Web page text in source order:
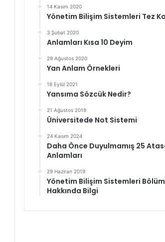
14 Kasım 2020
Yönetim Bilişim Sistemleri Tez
3 Şubat 2020
Anlamları Kısa 10 Deyim
29 Ağustos 2020
Yan Anlam Örnekleri
18 Eylül 2021
Yansıma Sözcük Nedir?
21 Ağustos 2019
Üniversitede Not Sistemi
24 Kasım 2024
Daha Önce Duyulmamış 25
Anlamları
29 Haziran 2019
Yönetim Bilişim Sistemleri
Hakkında Bilgi